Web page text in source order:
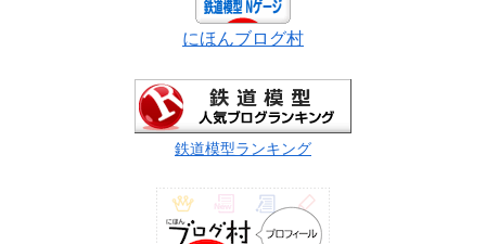
にほんブログ村
鉄道模型ランキング